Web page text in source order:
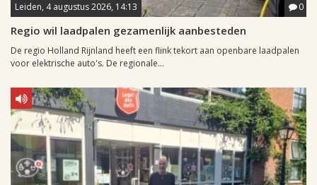
Leiden, 4 augustus 2026, 14:13 0
Regio wil laadpalen gezamenlijk aanbesteden
De regio Holland Rijnland heeft een flink tekort aan openbare laadpalen
voor elektrische auto's. De regionale...